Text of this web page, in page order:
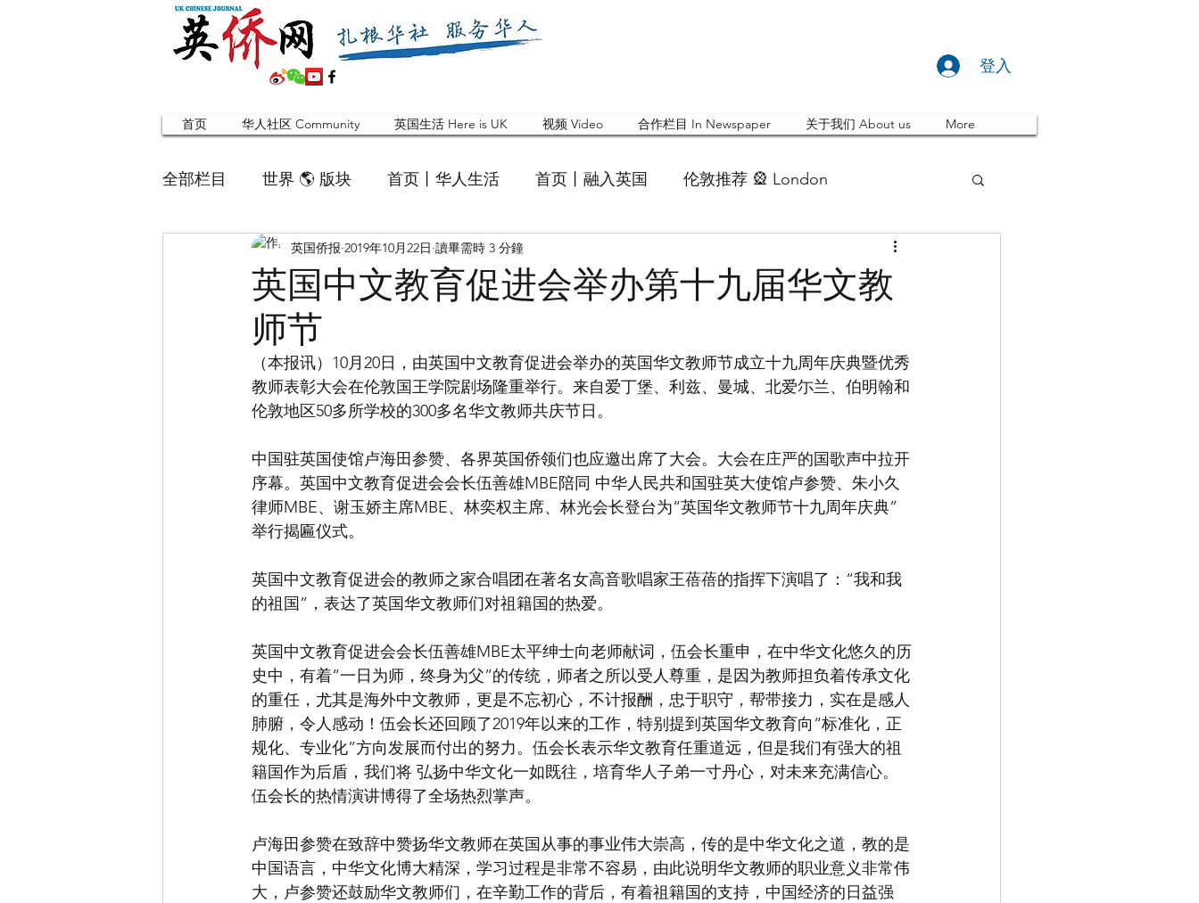
登入
首页 华人社区 Community 英国生活 Here is UK 视频 Video 合作栏目 In Newspaper 关于我们 About us More
全部栏目 世界 🌎 版块 首页丨华人生活 首页丨融入英国 伦敦推荐 🎡 London
英国脱宅指南 Time out 英国快乐肥宅指南 Cola
寻找组织 Friends
合作栏目 留学生 英国白金汉大学中国校友会
英国中文教育促进会举办第十九届华文教
师节
英国侨报 2019年10月22日 讀畢需時 3 分鐘
（本报讯）10月20日，由英国中文教育促进会举办的英国华文教师节成立十九周年庆典暨优秀
教师表彰大会在伦敦国王学院剧场隆重举行。来自爱丁堡、利兹、曼城、北爱尓兰、伯明翰和
伦敦地区50多所学校的300多名华文教师共庆节日。
中国驻英国使馆卢海田参赞、各界英国侨领们也应邀出席了大会。大会在庄严的国歌声中拉开
序幕。英国中文教育促进会会长伍善雄MBE陪同 中华人民共和国驻英大使馆卢参赞、朱小久
律师MBE、谢玉娇主席MBE、林奕权主席、林光会长登台为“英国华文教师节十九周年庆典”
举行揭匾仪式。
英国中文教育促进会的教师之家合唱团在著名女高音歌唱家王蓓蓓的指挥下演唱了：“我和我
的祖国”，表达了英国华文教师们对祖籍国的热爱。
英国中文教育促进会会长伍善雄MBE太平绅士向老师献词，伍会长重申，在中华文化悠久的历
史中，有着“一日为师，终身为父”的传统，师者之所以受人尊重，是因为教师担负着传承文化
的重任，尤其是海外中文教师，更是不忘初心，不计报酬，忠于职守，帮带接力，实在是感人
肺腑，令人感动！伍会长还回顾了2019年以来的工作，特别提到英国华文教育向“标准化，正
规化、专业化”方向发展而付出的努力。伍会长表示华文教育任重道远，但是我们有强大的祖
籍国作为后盾，我们将 弘扬中华文化一如既往，培育华人子弟一寸丹心，对未来充满信心。
伍会长的热情演讲博得了全场热烈掌声。
卢海田参赞在致辞中赞扬华文教师在英国从事的事业伟大崇高，传的是中华文化之道，教的是
中国语言，中华文化博大精深，学习过程是非常不容易，由此说明华文教师的职业意义非常伟
大，卢参赞还鼓励华文教师们，在辛勤工作的背后，有着祖籍国的支持，中国经济的日益强